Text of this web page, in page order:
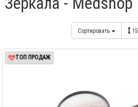
Сортировать 15
ТОП ПРОДАЖ